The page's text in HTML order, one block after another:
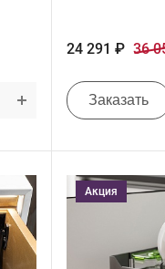
24 291 ₽ 36
Заказать
Акция